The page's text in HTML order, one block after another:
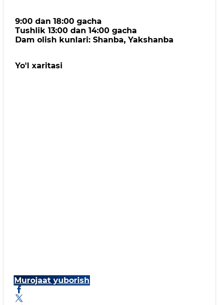
9:00 dan 18:00 gacha
Tushlik 13:00 dan 14:00 gacha
Dam olish kunlari: Shanba, Yakshanba
Yo'l xaritasi
Murojaat yuborish